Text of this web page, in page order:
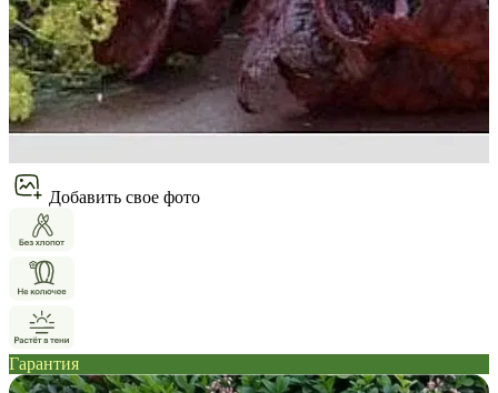
Добавить свое фото
Гарантия